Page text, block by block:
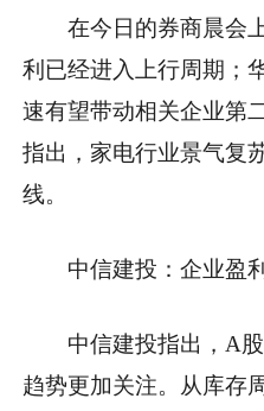
在今日的券商晨会
利已经进入上行周期；
速有望带动相关企业第
指出，家电行业景气复
线。
中信建投：企业盈
中信建投指出，A
趋势更加关注。从库存